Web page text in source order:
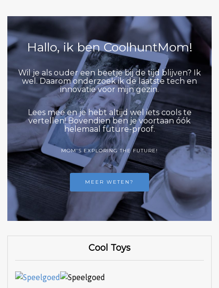
Hallo, ik ben CoolhuntMom!
Wil je als ouder een beetje bij de tijd blijven? Ik
wel. Daarom onderzoek ik de laatste tech en
innovatie voor mijn gezin.
Lees mee en je hebt altijd wel iets cools te
vertellen! Bovendien ben je voortaan óók
helemaal future-proof.
MOM'S EXPLORING THE FUTURE!
MEER WETEN?
Cool Toys